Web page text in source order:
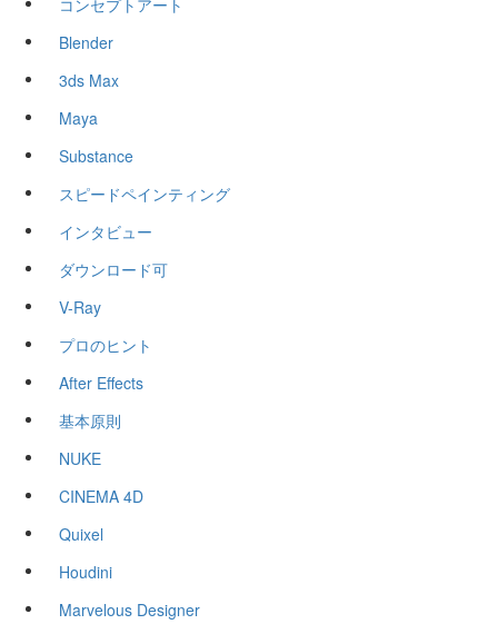
コンセプトアート
Blender
3ds Max
Maya
Substance
スピードペインティング
インタビュー
ダウンロード可
V-Ray
プロのヒント
After Effects
基本原則
NUKE
CINEMA 4D
Quixel
Houdini
Marvelous Designer